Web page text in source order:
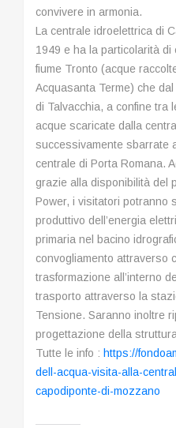
convivere in armonia.
La centrale idroelettrica di
1949 e ha la particolarità di
fiume Tronto (acque
Acquasanta Terme) che
di Talvacchia, a confine tra
acque scaricate dalla
successivamente sbarrate
centrale di Porta Romana.
grazie alla disponibilità del
Power, i visitatori potranno
produttivo dell’energia
primaria nel bacino
convogliamento attraverso
trasformazione all’interno
trasporto attraverso la
Tensione. Saranno inoltre
progettazione della
Tutte le info : https://
dell-acqua-visita-alla-
capodiponte-di-mozzano